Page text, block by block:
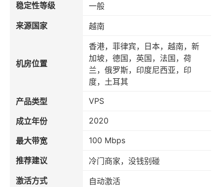
稳定性等级
一般
来源国家
越南
机房位置
香港，菲律宾，日本，越南，新
加坡，德国，英国，法国，荷
兰，俄罗斯，印度尼西亚，印
度，土耳其
产品类型
VPS
成立年份 2020
最大带宽 100 Mbps
推荐建议
冷门商家，没钱别碰
激活方式
自动激活